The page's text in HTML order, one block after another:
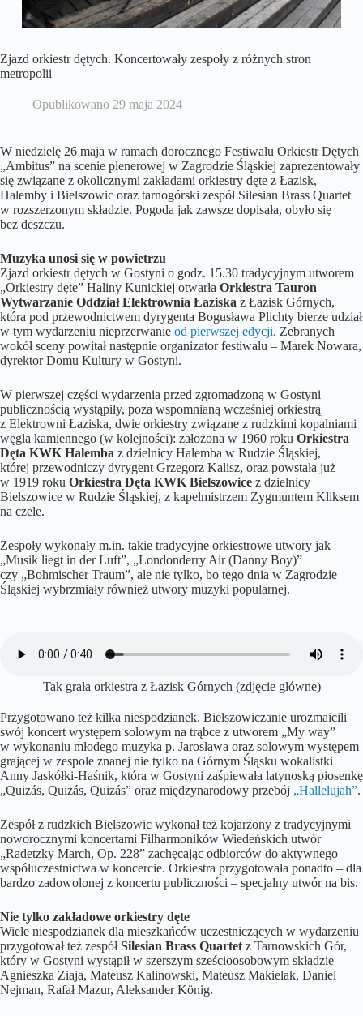
Zjazd orkiestr dętych. Koncertowały zespoły z różnych stron
metropolii
Opublikowano 29 maja 2024
W niedzielę 26 maja w ramach dorocznego Festiwalu Orkiestr Dętych
„Ambitus” na scenie plenerowej w Zagrodzie Śląskiej zaprezentowały
się związane z okolicznymi zakładami orkiestry dęte z Łazisk,
Halemby i Bielszowic oraz tarnogórski zespół Silesian Brass Quartet
w rozszerzonym składzie. Pogoda jak zawsze dopisała, obyło się
bez deszczu.
Muzyka unosi się w powietrzu
Zjazd orkiestr dętych w Gostyni o godz. 15.30 tradycyjnym utworem
„Orkiestry dęte” Haliny Kunickiej otwarła Orkiestra Tauron
Wytwarzanie Oddział Elektrownia Łaziska z Łazisk Górnych,
która pod przewodnictwem dyrygenta Bogusława Plichty bierze udział
w tym wydarzeniu nieprzerwanie od pierwszej edycji. Zebranych
wokół sceny powitał następnie organizator festiwalu – Marek Nowara,
dyrektor Domu Kultury w Gostyni.
W pierwszej części wydarzenia przed zgromadzoną w Gostyni
publicznością wystąpiły, poza wspomnianą wcześniej orkiestrą
z Elektrowni Łaziska, dwie orkiestry związane z rudzkimi kopalniami
węgla kamiennego (w kolejności): założona w 1960 roku Orkiestra
Dęta KWK Halemba z dzielnicy Halemba w Rudzie Śląskiej,
której przewodniczy dyrygent Grzegorz Kalisz, oraz powstała już
w 1919 roku Orkiestra Dęta KWK Bielszowice z dzielnicy
Bielszowice w Rudzie Śląskiej, z kapelmistrzem Zygmuntem Kliksem
na czele.
Zespoły wykonały m.in. takie tradycyjne orkiestrowe utwory jak
„Musik liegt in der Luft”, „Londonderry Air (Danny Boy)”
czy „Bohmischer Traum”, ale nie tylko, bo tego dnia w Zagrodzie
Śląskiej wybrzmiały również utwory muzyki popularnej.
Tak grała orkiestra z Łazisk Górnych (zdjęcie główne)
Przygotowano też kilka niespodzianek. Bielszowiczanie urozmaicili
swój koncert występem solowym na trąbce z utworem „My way”
w wykonaniu młodego muzyka p. Jarosława oraz solowym występem
grającej w zespole znanej nie tylko na Górnym Śląsku wokalistki
Anny Jaskółki-Haśnik, która w Gostyni zaśpiewała latynoską piosenkę
„Quizás, Quizás, Quizás” oraz międzynarodowy przebój „Hallelujah”.
Zespół z rudzkich Bielszowic wykonał też kojarzony z tradycyjnymi
noworocznymi koncertami Filharmoników Wiedeńskich utwór
„Radetzky March, Op. 228” zachęcając odbiorców do aktywnego
współuczestnictwa w koncercie. Orkiestra przygotowała ponadto – dla
bardzo zadowolonej z koncertu publiczności – specjalny utwór na bis.
Nie tylko zakładowe orkiestry dęte
Wiele niespodzianek dla mieszkańców uczestniczących w wydarzeniu
przygotował też zespółSilesian Brass Quartet z Tarnowskich Gór,
który w Gostyni wystąpił w szerszym sześcioosobowym składzie –
Agnieszka Ziaja, Mateusz Kalinowski, Mateusz Makielak, Daniel
Nejman, Rafał Mazur, Aleksander König.